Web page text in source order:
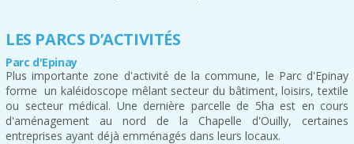
LES PARCS D’ACTIVITÉS
Parc d'Epinay
Plus importante zone d'activité de la commune, le Parc d'Epinay
forme un kaléidoscope mêlant secteur du bâtiment, loisirs, textile
ou secteur médical. Une dernière parcelle de 5ha est en cours
d'aménagement au nord de la Chapelle d'Ouilly, certaines
entreprises ayant déjà emménagés dans leurs locaux.